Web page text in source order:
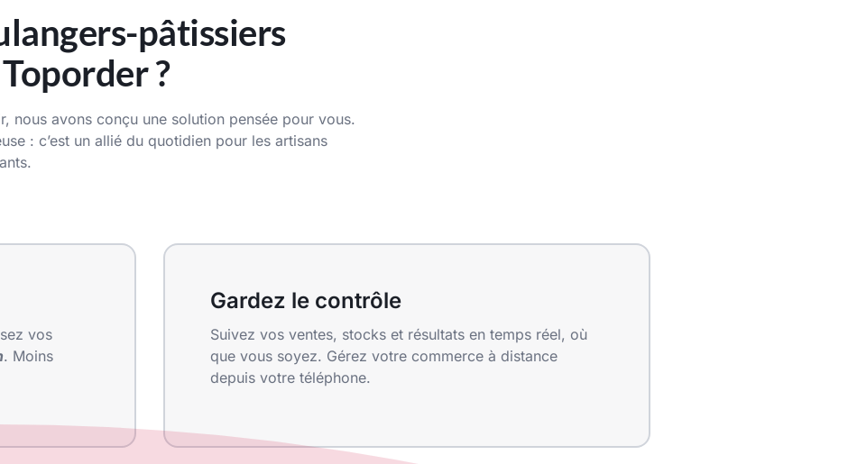
pâtissiers
?
nous avons conçu une solution pensée pour vous.
: c’est un allié du quotidien pour les artisans
vos
. Moins
Gardez le contrôle
Suivez vos ventes, stocks et résultats en temps réel, où
que vous soyez. Gérez votre commerce à distance
depuis votre téléphone.